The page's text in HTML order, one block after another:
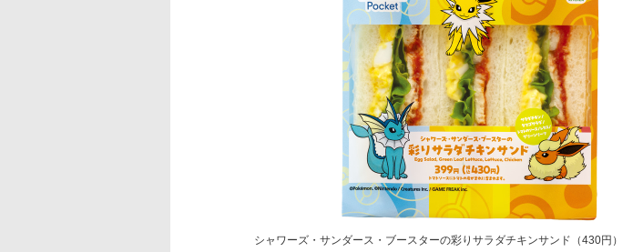
シャワーズ・サンダース・ブースターの彩りサラダチキンサンド（430円）